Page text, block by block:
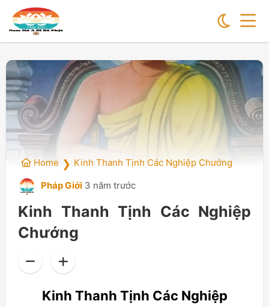
Home ❯ Kinh Thanh Tịnh Các Nghiệp Chướng
Pháp Giới 3 năm trước
Kinh Thanh Tịnh Các Nghiệp
Chướng
Kinh Thanh Tịnh Các Nghiệp